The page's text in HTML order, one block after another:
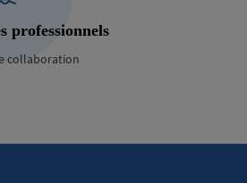
professionnels
collaboration